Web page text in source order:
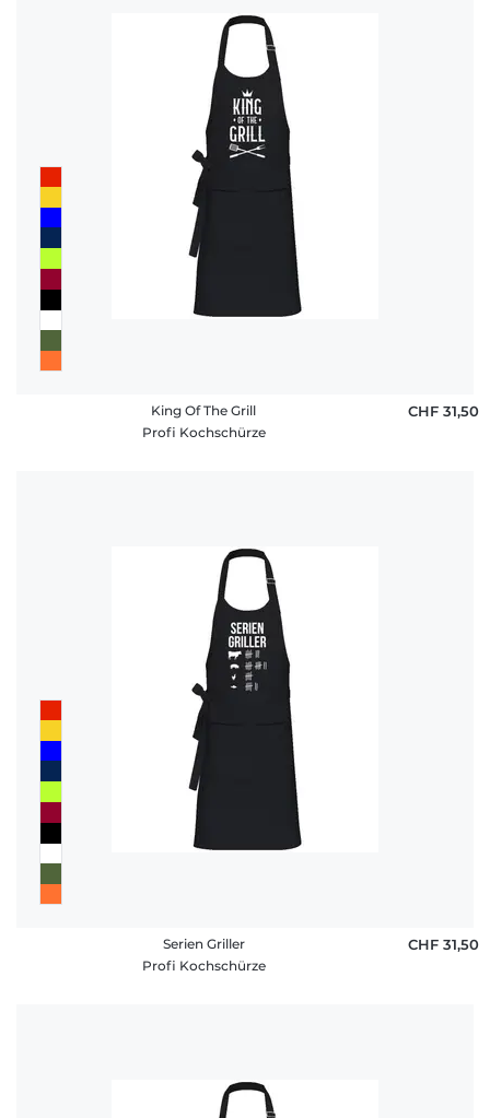
King Of The Grill
Profi Kochschürze
CHF 31,50
Serien Griller
Profi Kochschürze
CHF 31,50